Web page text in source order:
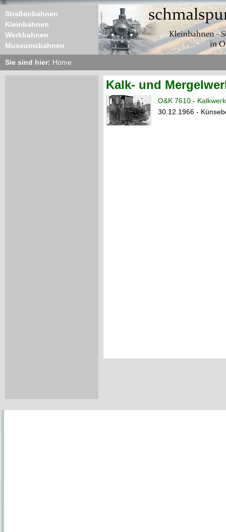
Straßenbahnen
Kleinbahnen
Werkbahnen
Museumsbahnen
Sie sind hier: Home
Kalk- und
O&K 7610 -
30.12.1966 -